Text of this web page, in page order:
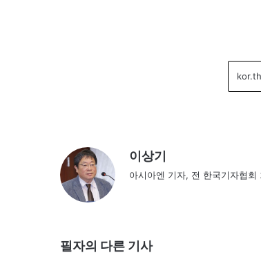
이상기
아시아엔 기자, 전 한국기자협회
필자의 다른 기사